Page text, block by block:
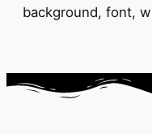
background, font,